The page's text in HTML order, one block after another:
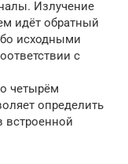
Излучение
идёт обратный
исходными
с
четырём
определить
встроенной